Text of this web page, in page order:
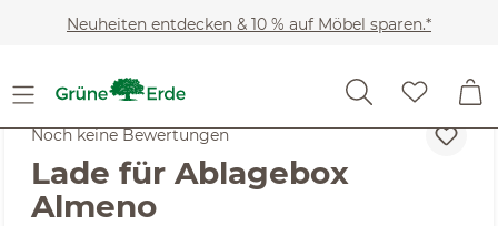
Zum Hauptinhalt springen
Neuheiten entdecken & 10 % auf Möbel sparen.*
Möbel Betten
Ablageboards
Noch keine Bewertungen
Lade für Ablagebox
Almeno